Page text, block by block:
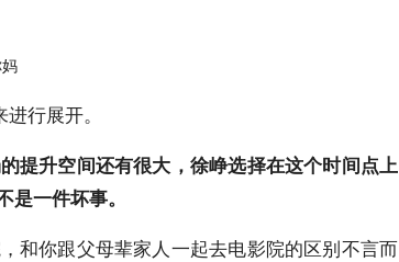
行展开。
提升空间还有很大，徐峥选择在这个时间点上
一件坏事。
和你跟父母辈家人一起去电影院的区别不言而